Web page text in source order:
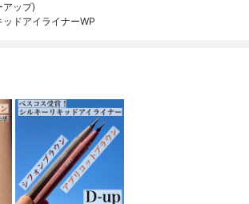
ップ)
ッドアイライナーWP